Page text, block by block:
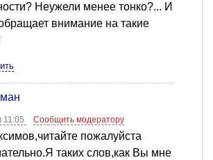
Неужели менее тонко?... И
внимание на такие
11:05
Сообщить модератору
пожалуйста
таких слов,как Вы мне